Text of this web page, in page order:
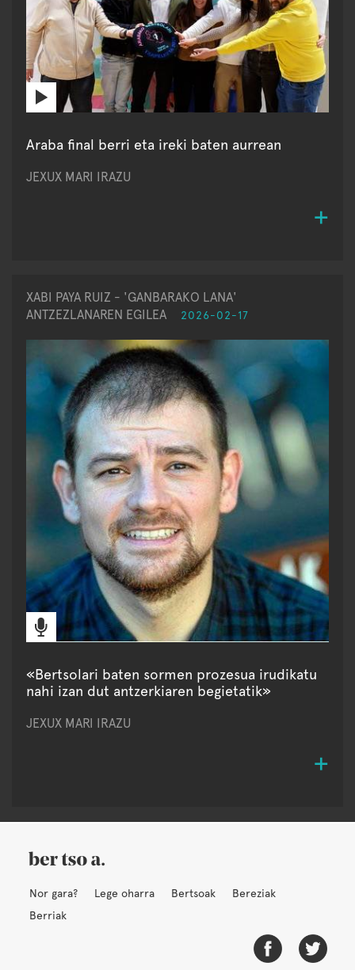
Araba final berri eta ireki baten aurrean
JEXUX MARI IRAZU
XABI PAYA RUIZ - 'GANBARAKO LANA'
ANTZEZLANAREN EGILEA
2026-02-17
«Bertsolari baten sormen prozesua irudikatu
nahi izan dut antzerkiaren begietatik»
JEXUX MARI IRAZU
Nor gara? Lege oharra Bertsoak
Bereziak
Berriak